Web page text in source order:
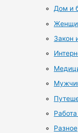
Дом и
Закон
Разное